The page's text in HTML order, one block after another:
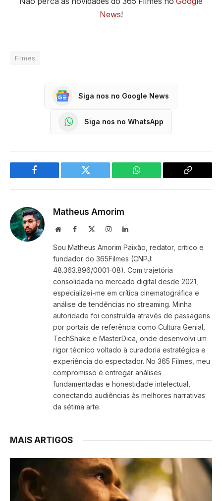
News!
Filmes
Siga nos no Google News
Siga nos no WhatsApp
Facebook Twitter WhatsApp
Copy
Matheus Amorim
WebsiteFacebook InstagramLinkedIn
Sou Matheus Amorim Paixão, redator, crítico e
fundador do 365Filmes (CNPJ:
48.363.896/0001-08). Com trajetória
consolidada no mercado digital desde 2021,
especializei-me em crítica cinematográfica e
análise de tendências no streaming. Minha
autoridade foi construída através de passagens
por portais de referência como Cultura Genial,
TechShake e MasterDica, onde desenvolvi um
rigor técnico voltado à curadoria estratégica e
experiência do espectador. No 365 Filmes, meu
compromisso é entregar análises
fundamentadas e honestidade intelectual,
conectando audiências às melhores narrativas
da sétima arte.
MAIS ARTIGOS